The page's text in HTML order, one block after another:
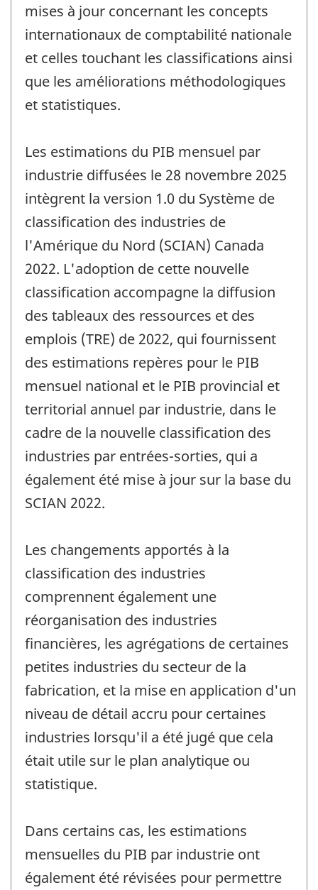
mises à jour concernant les concepts
internationaux de comptabilité nationale
et celles touchant les classifications ainsi
que les améliorations méthodologiques
et statistiques.
Les estimations du PIB mensuel par
industrie diffusées le 28 novembre 2025
intègrent la version 1.0 du Système de
classification des industries de
l'Amérique du Nord (SCIAN) Canada
2022. L'adoption de cette nouvelle
classification accompagne la diffusion
des tableaux des ressources et des
emplois (TRE) de 2022, qui fournissent
des estimations repères pour le PIB
mensuel national et le PIB provincial et
territorial annuel par industrie, dans le
cadre de la nouvelle classification des
industries par entrées-sorties, qui a
également été mise à jour sur la base du
SCIAN 2022.
Les changements apportés à la
classification des industries
comprennent également une
réorganisation des industries
financières, les agrégations de certaines
petites industries du secteur de la
fabrication, et la mise en application d'un
niveau de détail accru pour certaines
industries lorsqu'il a été jugé que cela
était utile sur le plan analytique ou
statistique.
Dans certains cas, les estimations
mensuelles du PIB par industrie ont
également été révisées pour permettre